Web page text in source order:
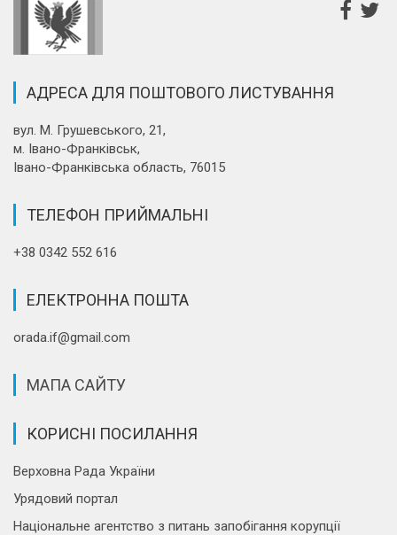
АДРЕСА ДЛЯ ПОШТОВОГО ЛИСТУВАННЯ
вул. М. Грушевського, 21,
м. Івано-Франківськ,
Івано-Франківська область, 76015
ТЕЛЕФОН ПРИЙМАЛЬНІ
+38 0342 552 616
ЕЛЕКТРОННА ПОШТА
orada.if@gmail.com
МАПА САЙТУ
КОРИСНІ ПОСИЛАННЯ
Верховна Рада України
Урядовий портал
Національне агентство з питань запобігання корупції